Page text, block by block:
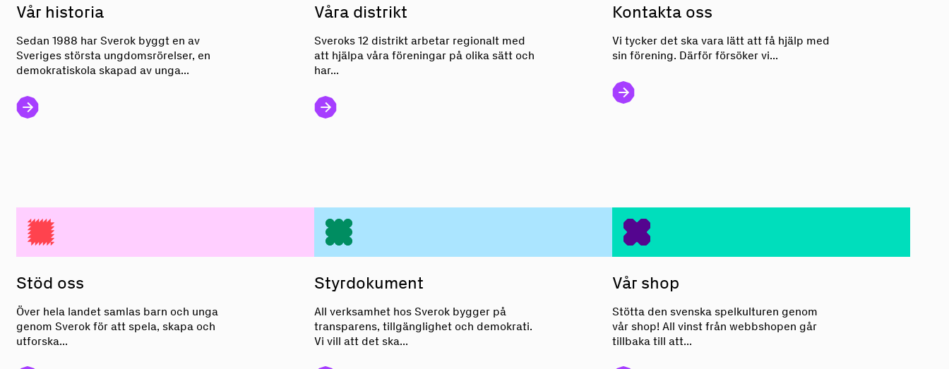
Vår historia
Sedan 1988 har Sverok byggt en av
Sveriges största ungdomsrörelser, en
demokratiskola skapad av unga...
Våra distrikt
Sveroks 12 distrikt arbetar regionalt med
att hjälpa våra föreningar på olika sätt och
har...
Kontakta oss
Vi tycker det ska vara lätt att få hjälp med
sin förening. Därför försöker vi...
Stöd oss
Över hela landet samlas barn och unga
genom Sverok för att spela, skapa och
utforska...
Styrdokument
All verksamhet hos Sverok bygger på
transparens, tillgänglighet och demokrati.
Vi vill att det ska...
Vår shop
Stötta den svenska spelkulturen genom
vår shop! All vinst från webbshopen går
tillbaka till att...